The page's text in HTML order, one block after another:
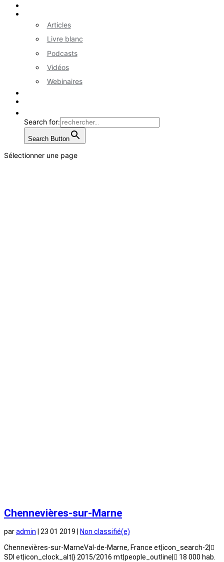
Articles
Livre blanc
Podcasts
Vidéos
Webinaires
Search for:
Search Button
Sélectionner une page
Chennevières-sur-Marne
paradmin 23 01 2019
Non classifié(e)
Chennevières-sur-MarneVal-de-Marne, France et|icon_search-2|
SDI et|icon_clock_alt|} 2015/2016 mt|people_outline| 18 000 hab.